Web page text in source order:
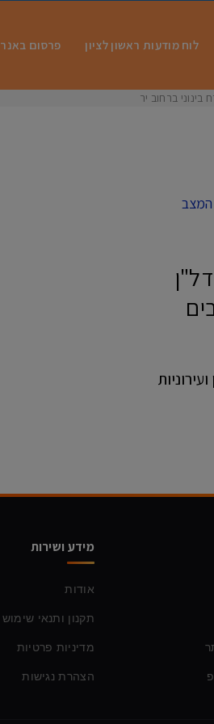
לוח מודעות ראשון לציון פרסום באנר
מידע ושירות
אודות
תקנון ותנאי שימוש
מדיניות פרטיות
הצהרת נגישות